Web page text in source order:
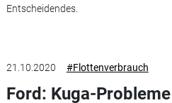
Entscheidendes.
21.10.2020 #Flottenverbrauch
Ford: Kuga-